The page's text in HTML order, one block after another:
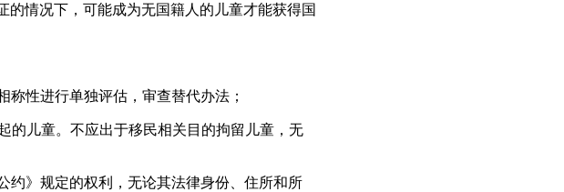
情况下，可能成为无国籍人的儿童才能获得国
性进行单独评估，审查替代办法；
的儿童。不应出于移民相关目的拘留儿童，无
约》规定的权利，无论其法律身份、住所和所